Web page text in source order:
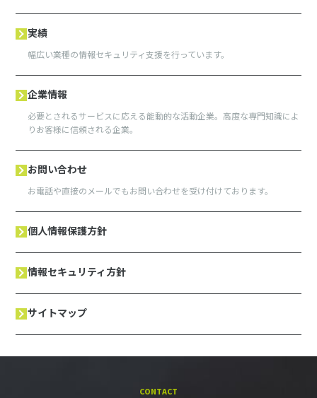
実績
幅広い業種の情報セキュリティ支援を行っています。
企業情報
必要とされるサービスに応える能動的な活動企業。高度な専門知識によ
りお客様に信頼される企業。
お問い合わせ
お電話や直接のメールでもお問い合わせを受け付けております。
個人情報保護方針
情報セキュリティ方針
サイトマップ
CONTACT